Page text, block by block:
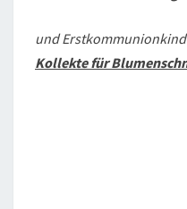
und
Kollekte für